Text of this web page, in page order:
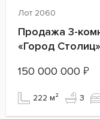
Лот 2060
Продажа 3-
«Город Столиц»
150 000 000 ₽
222 м² 3